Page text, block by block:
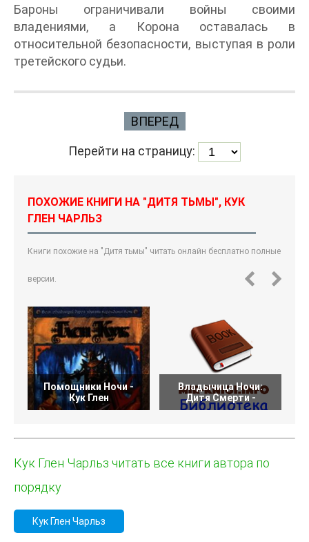
Бароны ограничивали войны своими
владениями, а Корона оставалась в
относительной безопасности, выступая в роли
третейского судьи.
ВПЕРЕД
Перейти на страницу:
ПОХОЖИЕ КНИГИ НА "ДИТЯ ТЬМЫ", КУК
ГЛЕН ЧАРЛЬЗ
Книги похожие на "Дитя тьмы" читать онлайн бесплатно полные
версии.
Помощники Ночи -
Кук Глен
Владычица Ночи:
Дитя Смерти -
Кук Глен Чарльз читать все книги автора по
порядку
Кук Глен Чарльз